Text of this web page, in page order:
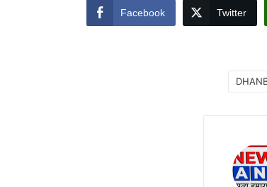
Facebook Twitter
Tags: